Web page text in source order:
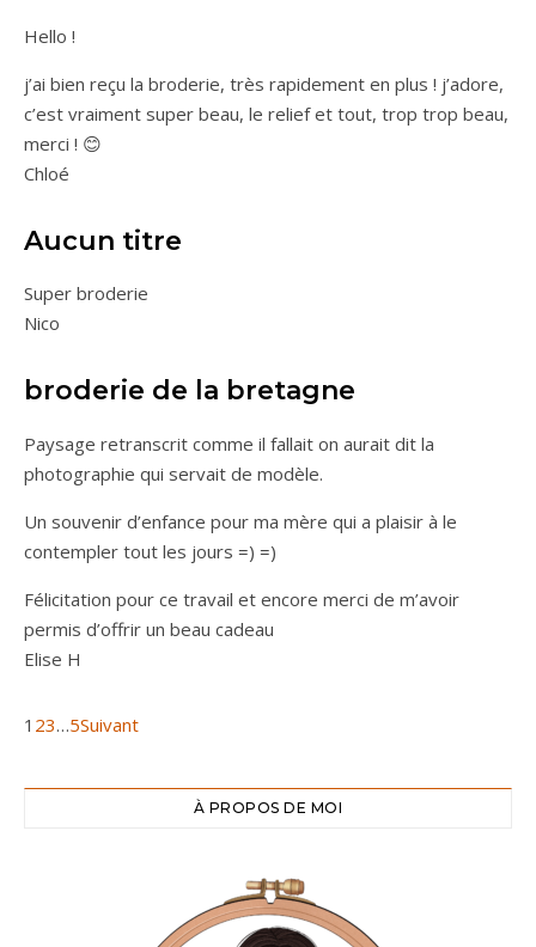
Hello !
j’ai bien reçu la broderie, très rapidement en plus ! j’adore,
c’est vraiment super beau, le relief et tout, trop trop beau,
merci ! 😊
Chloé
Aucun titre
Super broderie
Nico
broderie de la bretagne
Paysage retranscrit comme il fallait on aurait dit la
photographie qui servait de modèle.
Un souvenir d’enfance pour ma mère qui a plaisir à le
contempler tout les jours =) =)
Félicitation pour ce travail et encore merci de m’avoir
permis d’offrir un beau cadeau
Elise H
Navigation Site Reviews
Page
1 Page
2Page
3…Page
5Suivant
À PROPOS DE MOI